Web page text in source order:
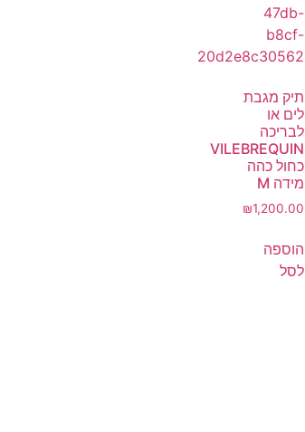
תיק מגבת
לים או
לבריכה
VILEBREQUIN
כחול כהה
מידה M
₪1,200.00
הוספה
לסל